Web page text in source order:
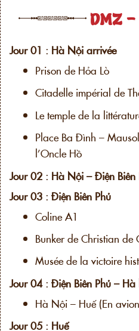
DMZ
Jour 01 : Hà Nội arrivée
Prison de Hỏa Lò
Citadelle impérial de
Le temple de la
Place Ba Đình –
l’Oncle Hồ
Jour 02 : Hà Nội – Điện Biên
Jour 03 : Điện Biên Phủ
Coline A1
Bunker de Christian de
Musée de la victoire
Jour 04 : Điện Biên Phủ –
Hà Nội – Huế (En
Jour 05 : Huế